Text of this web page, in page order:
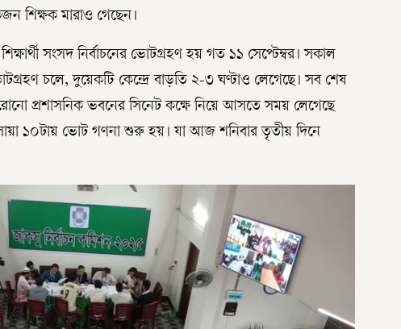
শিক্ষক মারাও গেছেন।
শিক্ষার্থী সংসদ নির্বাচনের ভোটগ্রহণ হয় গত ১১ সেপ্টেম্বর। সকাল
চলে, দুয়েকটি কেন্দ্রে বাড়তি ২-৩ ঘণ্টাও লেগেছে। সব শেষ
প্রশাসনিক ভবনের সিনেট কক্ষে নিয়ে আসতে সময় লেগেছে
১০টায় ভোট গণনা শুরু হয়। যা আজ শনিবার তৃতীয় দিনে